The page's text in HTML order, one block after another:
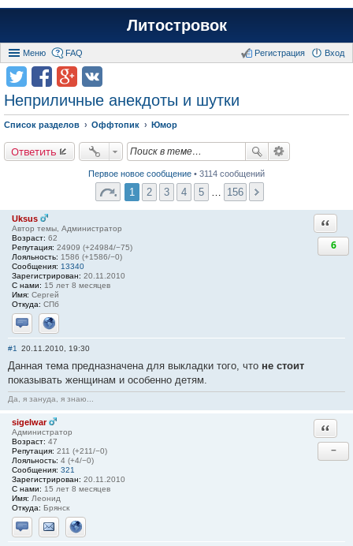
Литостровок
Меню FAQ Вход
Регистрация
Неприличные анекдоты и шутки
Список разделов Оффтопик Юмор
Ответить
Первое новое сообщение • 3114 сообщений
1 2 3 4 5 156
Uksus
Автор темы, Администратор
Возраст: 62
Репутация: 24909 (+24984/−75)
Лояльность: 1586 (+1586/−0)
Сообщения: 13340
Зарегистрирован: 20.11.2010
С нами: 15 лет 8 месяцев
Имя: Сергей
Откуда: СПб
Отправить личное сообщение
Сайт
6
#1 20.11.2010, 19:30
Данная тема предназначена для выкладки того, что не стоит
показывать женщинам и особенно детям.
Да, я зануда, я знаю...
sigelwar
Администратор
Возраст: 47
Репутация: 211 (+211/−0)
Лояльность: 4 (+4/−0)
Сообщения: 321
Зарегистрирован: 20.11.2010
С нами: 15 лет 8 месяцев
Имя: Леонид
Откуда: Брянск
Отправить личное сообщение
Отправить email
Сайт
−